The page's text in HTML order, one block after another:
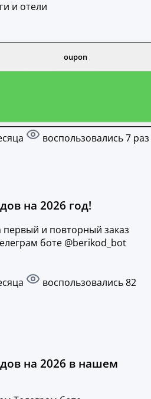
и отели
oupon
воспользовались 7 раз
на 2026 год!
и повторный заказ
боте @berikod_bot
воспользовались 82
на 2026 в нашем